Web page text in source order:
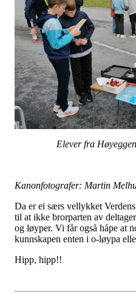
Elever fra
Kanonfotografer: Martin
Da er ei særs vellykket
til at ikke brorparten av
og løyper. Vi får også håpe at
kunnskapen enten i o-løypa
Hipp, hipp!!